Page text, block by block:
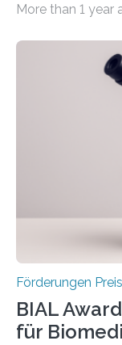
hochrangige
Schlaganfall“
Betroffenen zu
diesem Jahr
Preis aus. Er
Forscherinnen
werden soll eine
hochrangige
More than 1 year
Förderungen
BIAL
für